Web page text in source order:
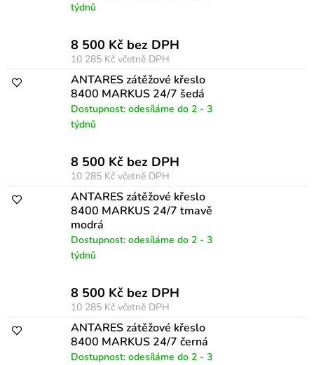
týdnů
10 285 Kč včetně DPH
8 500 Kč bez DPH
ANTARES zátěžové křeslo
8400 MARKUS 24/7 šedá
Dostupnost: odesíláme do 2 - 3
týdnů
10 285 Kč včetně DPH
8 500 Kč bez DPH
ANTARES zátěžové křeslo
8400 MARKUS 24/7 tmavě
modrá
Dostupnost: odesíláme do 2 - 3
týdnů
10 285 Kč včetně DPH
8 500 Kč bez DPH
ANTARES zátěžové křeslo
8400 MARKUS 24/7 černá
Dostupnost: odesíláme do 2 - 3
o
ů